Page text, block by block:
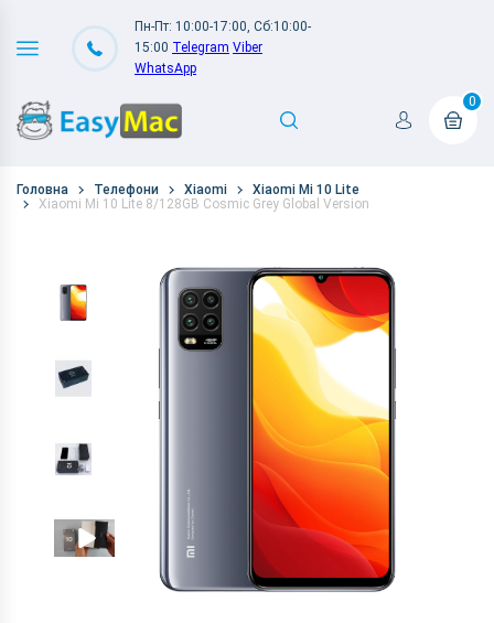
Пн-Пт: 10:00-17:00, Сб:10:00-
15:00 Telegram Viber
WhatsApp
0
Головна Телефони Xiaomi
Xiaomi Mi 10 Lite
Xiaomi Mi 10 Lite 8/128GB Cosmic Grey Global Version